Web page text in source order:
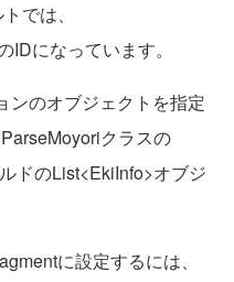
では、
になっています。
のオブジェクトを指定
クラスの
ドのList<EkiInfo>オブジ
に設定するには、